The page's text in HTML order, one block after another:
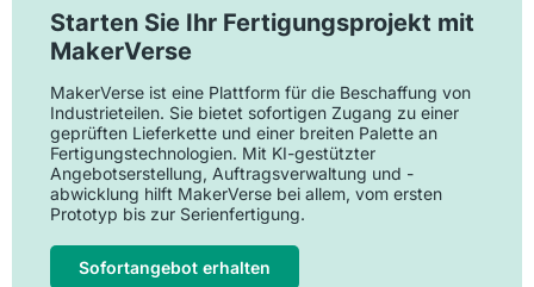
Starten Sie Ihr Fertigungsprojekt mit
MakerVerse
MakerVerse ist eine Plattform für die Beschaffung von
Industrieteilen. Sie bietet sofortigen Zugang zu einer
geprüften Lieferkette und einer breiten Palette an
Fertigungstechnologien. Mit KI-gestützter
Angebotserstellung, Auftragsverwaltung und -
abwicklung hilft MakerVerse bei allem, vom ersten
Prototyp bis zur Serienfertigung.
Sofortangebot erhalten